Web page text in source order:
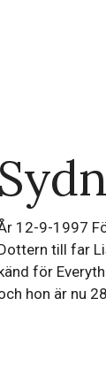
12-9-1997
till far
för
hon är nu